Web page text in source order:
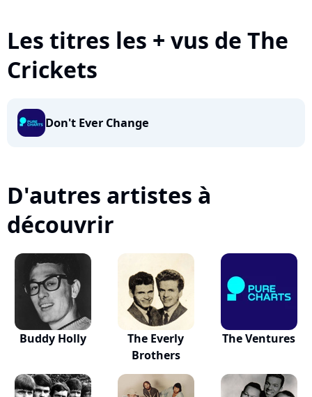
Les titres les + vus de The
Crickets
Don't Ever Change
D'autres artistes à
découvrir
Buddy Holly
The Everly
Brothers
The Ventures